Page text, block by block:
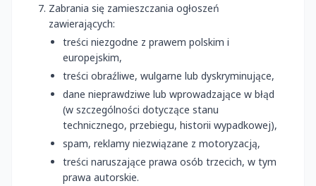
Zabrania się zamieszczania ogłoszeń
zawierających:
treści niezgodne z prawem polskim i
europejskim,
treści obraźliwe, wulgarne lub dyskryminujące,
dane nieprawdziwe lub wprowadzające w błąd
(w szczególności dotyczące stanu
technicznego, przebiegu, historii wypadkowej),
spam, reklamy niezwiązane z motoryzacją,
treści naruszające prawa osób trzecich, w tym
prawa autorskie.